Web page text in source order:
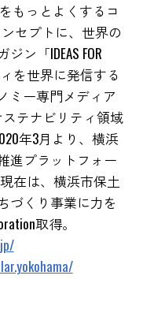
をもっとよくするコ
セプトに、世界の
ン「IDEAS FOR
を世界に発信する
ミー専門メディア
ステナビリティ領域
年3月より、横浜
進プラットフォー
在は、横浜市保土
づくり事業に力を
取得。